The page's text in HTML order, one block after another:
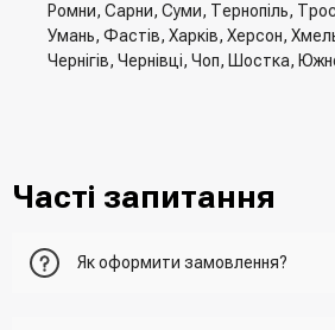
Ромни, Сарни, Суми, Тернопіль,
Умань, Фастів, Харків, Херсон,
Чернігів, Чернівці, Чоп, Шостка,
Часті запитання
Як оформити замовлення?